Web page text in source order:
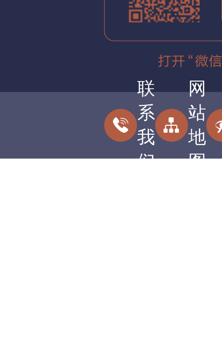
联
系
我
们
网
站
地
图